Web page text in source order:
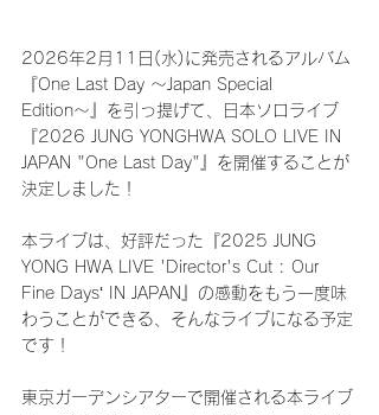
2026年2月11日(水)に発売されるアルバム
『One Last Day 〜Japan Special
Edition〜』を引っ提げて、日本ソロライブ
『2026 JUNG YONGHWA SOLO LIVE IN
JAPAN "One Last Day"』を開催することが
決定しました！
本ライブは、好評だった『2025 JUNG
YONG HWA LIVE 'Director's Cut : Our
Fine Days‘ IN JAPAN』の感動をもう一度味
わうことができる、そんなライブになる予定
です！
東京ガーデンシアターで開催される本ライブ